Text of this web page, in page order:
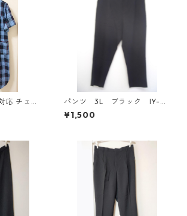
応 チェッ
ア マタニ
ー ◆KIY-1
パンツ 3L ブラック IY-45
25
¥1,500